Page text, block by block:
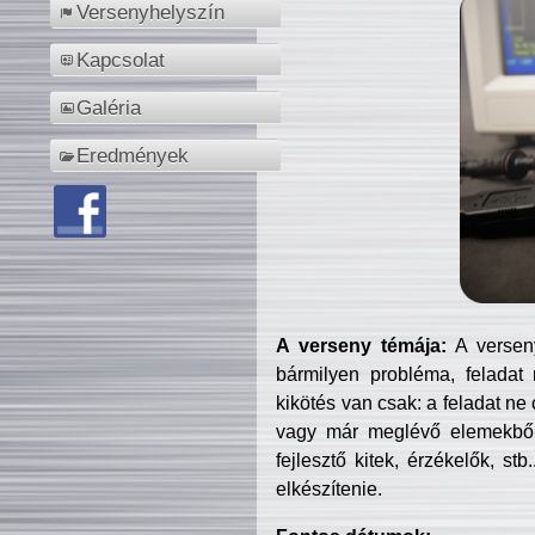
Versenyhelyszín
Kapcsolat
Galéria
Eredmények
A verseny témája: A
bármilyen probléma, feladat
kikötés van csak: a feladat
vagy már meglévő
fejlesztő kitek, érzékelők,
elkészítenie.